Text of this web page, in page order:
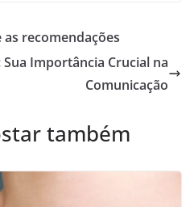
recomendações
Importância Crucial na
Comunicação
também